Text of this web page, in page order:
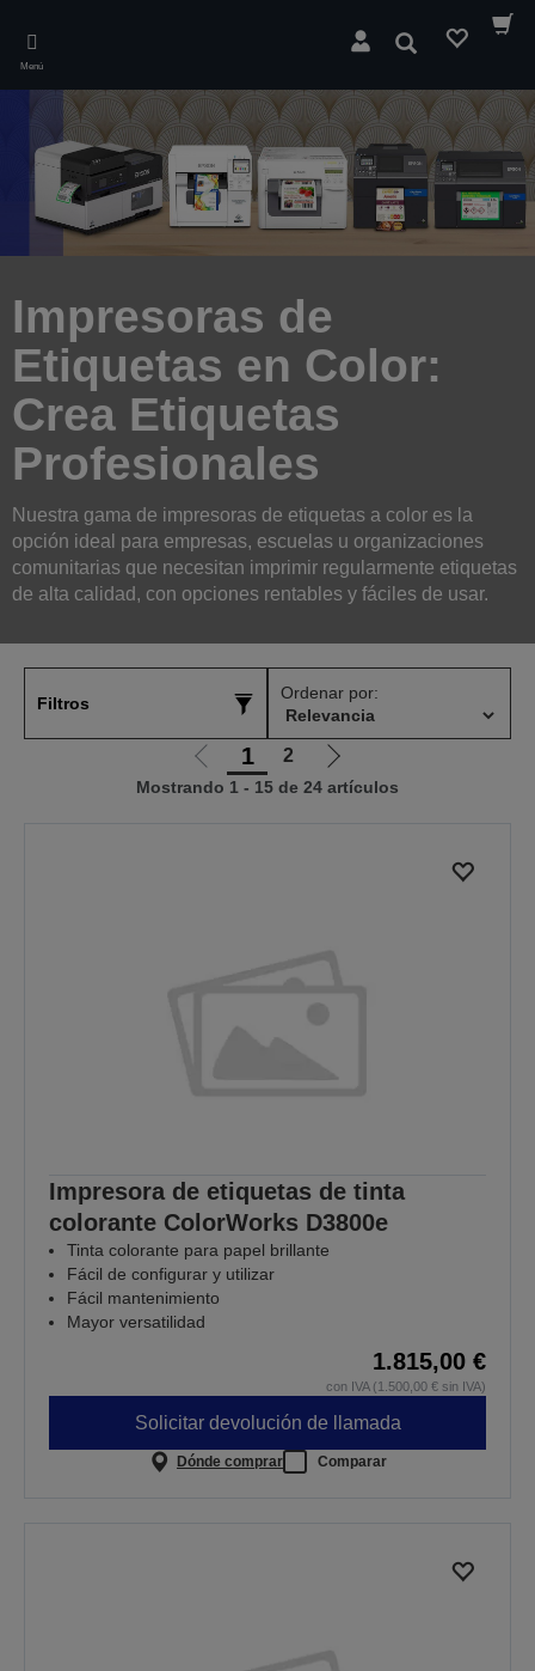
main
content
Menú
Buscar
Impresoras de
Etiquetas en Color:
Crea Etiquetas
Profesionales
Nuestra gama de impresoras de etiquetas a color es la
opción ideal para empresas, escuelas u organizaciones
comunitarias que necesitan imprimir regularmente etiquetas
de alta calidad, con opciones rentables y fáciles de usar.
Filtros
Ordenar por:
Ir
a
1 2
Ir
a
Mostrando 1 - 15 de 24 artículos
Impresora de etiquetas de tinta
colorante ColorWorks D3800e
Tinta colorante para papel brillante
Fácil de configurar y utilizar
Fácil mantenimiento
Mayor versatilidad
1.815,00 €
con IVA (1.500,00 € sin IVA)
Solicitar devolución de llamada
Dónde comprar Comparar